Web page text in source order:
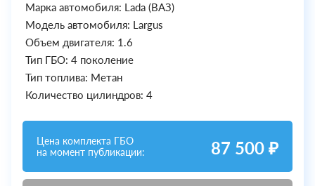
Марка автомобиля: Lada (ВАЗ)
Модель автомобиля: Largus
Объем двигателя: 1.6
Тип ГБО: 4 поколение
Тип топлива: Метан
Количество цилиндров: 4
Цена комплекта ГБО
на момент публикации:
87 500 ₽